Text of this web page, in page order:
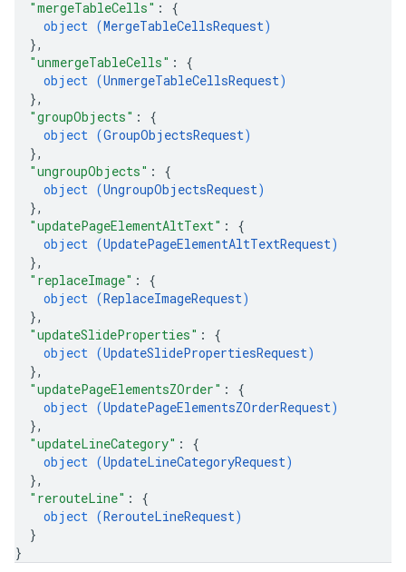
"mergeTableCells" : {
object (MergeTableCellsRequest)
},
"unmergeTableCells" : {
object (UnmergeTableCellsRequest)
},
"groupObjects" : {
object (GroupObjectsRequest)
},
"ungroupObjects" : {
object (UngroupObjectsRequest)
},
"updatePageElementAltText" : {
object (UpdatePageElementAltTextRequest)
},
"replaceImage" : {
object (ReplaceImageRequest)
},
"updateSlideProperties" : {
object (UpdateSlidePropertiesRequest)
},
"updatePageElementsZOrder" : {
object (UpdatePageElementsZOrderRequest)
},
"updateLineCategory" : {
object (UpdateLineCategoryRequest)
},
"rerouteLine" : {
object (RerouteLineRequest)
}
}